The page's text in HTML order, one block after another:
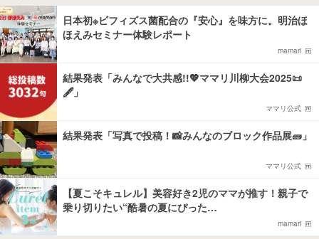
日本初※ビフィズス菌配合の『安心』を味方に。明治ほ
ほえみセミナー体験レポート
mamari
結果発表「みんなで大共感!!💖ママリ川柳大会2025📜
🖋️」
ママリ公式
結果発表「写真で投稿！📸みんなのブロック作品展🧱」
ママリ公式
【夏こそキュレル】美容好き2児のママが推す！親子で
乗り切りたい“酷暑の夏にぴった…
mamari